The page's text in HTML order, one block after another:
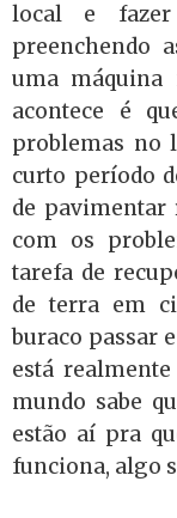
local e fazer
preenchendo
uma máquina
acontece é
problemas no
curto período
de pavimentar
com os
tarefa de
de terra em
buraco passar
está
mundo sabe
estão aí pra
funciona, algo